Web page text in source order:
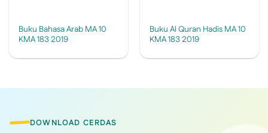
Buku Bahasa Arab MA 10
KMA 183 2019
Buku Al Quran Hadis MA 10
KMA 183 2019
DOWNLOAD CERDAS